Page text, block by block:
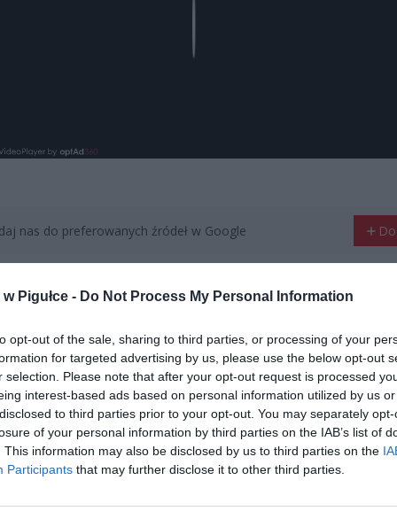
Pigułce - Do Not Process My Personal Information
opt-out of the sale, sharing to third parties, or processing of your
for targeted advertising by us, please use the below opt-out
selection. Please note that after your opt-out request is processed
interest-based ads based on personal information utilized by us
to third parties prior to your opt-out. You may separately
of your personal information by third parties on the IAB’s list of
This information may also be disclosed by us to third parties on the
Participants that may further disclose it to other third parties.
nas do preferowanych źródeł w Google